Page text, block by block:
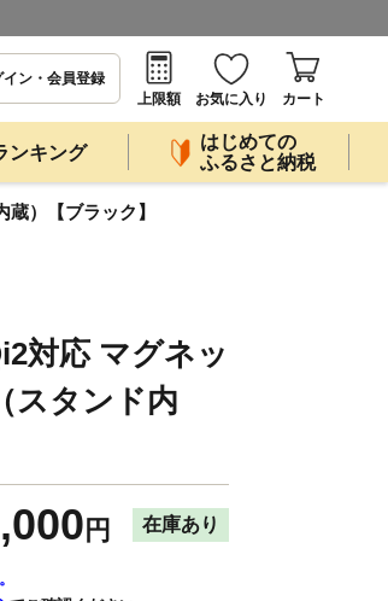
イン・会員登録
上限額
お気に入り カート
ンキング
はじめての
ふるさと納税
）【ブラック】
対応 マグネッ
スタンド内
円 在庫あり